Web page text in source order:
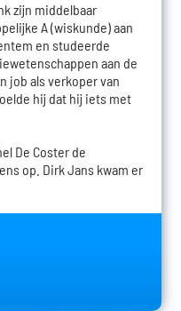
zijn middelbaar
A (wiskunde) aan
en studeerde
aan de
job als verkoper van
hij dat hij iets met
De Coster de
op. Dirk Jans kwam er